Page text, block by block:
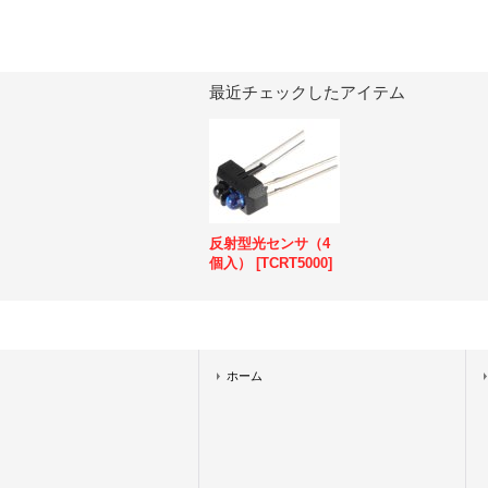
最近チェックしたアイテム
反射型光センサ（4
個入）
[TCRT5000]
ホーム